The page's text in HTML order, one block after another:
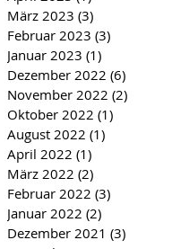
März 2023 (3)
Februar 2023 (3)
Januar 2023 (1)
Dezember 2022 (6)
November 2022 (2)
Oktober 2022 (1)
August 2022 (1)
April 2022 (1)
März 2022 (2)
Februar 2022 (3)
Januar 2022 (2)
Dezember 2021 (3)